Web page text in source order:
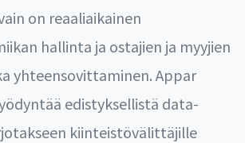
on reaaliaikainen
hallinta ja ostajien ja myyjien
yhteensovittaminen. Appar
edistyksellistä data-
kiinteistövälittäjille